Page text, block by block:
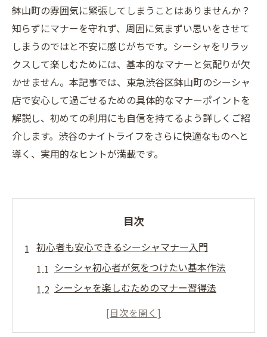
鉢山町の雰囲気に緊張してしまうことはありませんか？
知らずにマナーを守れず、周囲に気まずい思いをさせて
しまうのではと不安に感じがちです。シーシャをリラッ
クスして楽しむためには、基本的なマナーと気配りが欠
かせません。本記事では、東急渋谷区鉢山町のシーシャ
店で安心して過ごせるための具体的なマナーポイントを
解説し、初めての利用にも自信を持てるよう詳しくご紹
介します。渋谷のナイトライフをさらに快適なものへと
導く、実用的なヒントが満載です。
目次
初心者も安心できるシーシャマナー入門
シーシャ初心者が気をつけたい基本作法
シーシャを楽しむためのマナー習得法
初めてでも安心なシーシャの利用ポイント